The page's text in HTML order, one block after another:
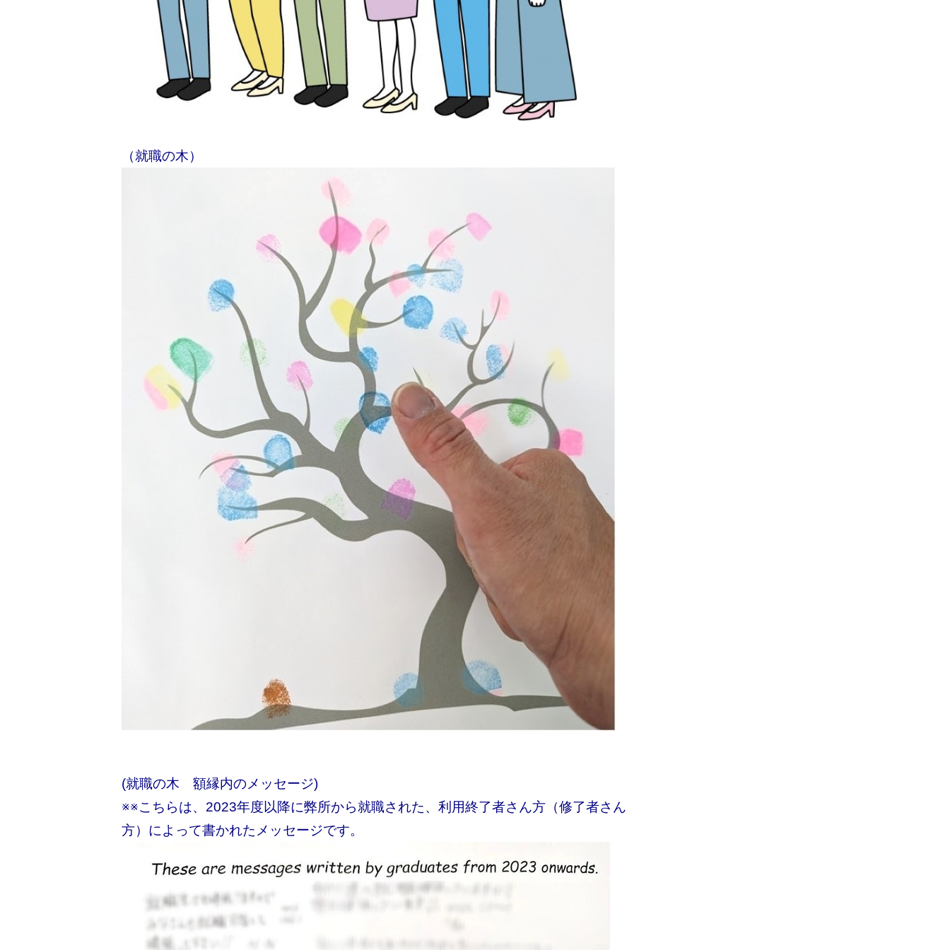
（就職の木）
(就職の木 額縁内のメッセージ)
※※こちらは、2023年度以降に弊所から就職された、利用終了者さん方（修了者さん
方）によって書かれたメッセージです。